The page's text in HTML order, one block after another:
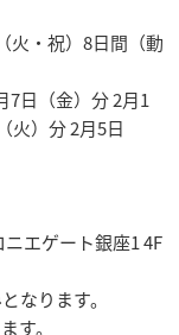
火・祝）8日間（動
7日（金）分 2月1
火）分 2月5日
エゲート銀座1 4F
なります。
す。